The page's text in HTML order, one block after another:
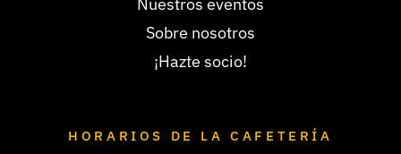
Sobre nosotros
¡Hazte socio!
HORARIOS DE LA CAFETERÍA